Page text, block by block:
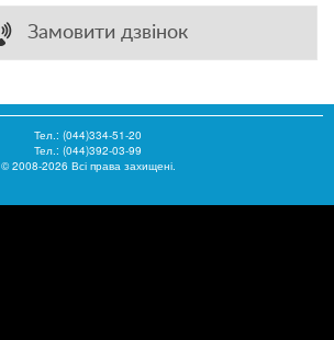
Замовити дзвінок
Тел.: (044)334-51-20
Тел.: (044)392-03-99
© 2008-2026 Всі права захищені.